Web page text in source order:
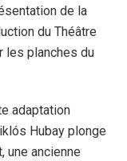
de la
du Théâtre
les planches du
adaptation
Hubay plonge
une ancienne